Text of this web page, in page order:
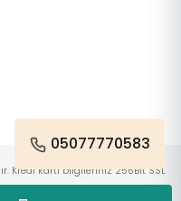
05077770583
Kredi kartı bilgileriniz 256Bit SSL